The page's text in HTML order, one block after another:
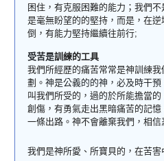
困住，有克服困難的能力；我們
是毫無盼望的的堅持，而是，在
倒，有能力堅持繼續往前行;
受苦是訓練的工具
我們所經歷的痛苦常常是神訓練
劃。 神是公義的的神，必及時干預
叫我們所受的，過的於所能擔當
創傷，有勇氣走出黑暗痛苦的記
一條出路。神不會離棄我們，相信
我們是神所愛、所寶貝的，在苦